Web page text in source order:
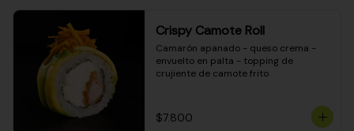
Crispy Camote Roll
Camarón apanado - queso crema -
envuelto en palta - topping de
crujiente de camote frito
$7.800